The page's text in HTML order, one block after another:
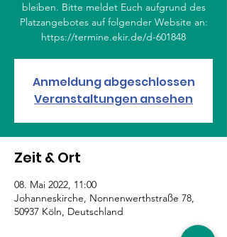
bleiben. Bitte meldet Euch aufgrund des
Platzangebotes auf folgender Website an:
https://termine.ekir.de/d-601848
Anmeldung abgeschlossen
Veranstaltungen ansehen
Zeit & Ort
08. Mai 2022, 11:00
Johanneskirche, Nonnenwerthstraße 78,
50937 Köln, Deutschland